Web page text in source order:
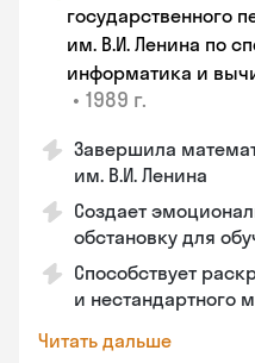
государственного
им. В.И. Ленина по
информатика и
• 1989 г.
Завершила
им. В.И. Ленина
Создает
обстановку для
Способствует
и нестандартного
Читать дальше